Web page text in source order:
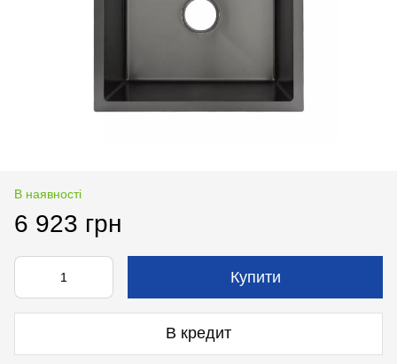
В наявності
6 923 грн
Купити
В кредит